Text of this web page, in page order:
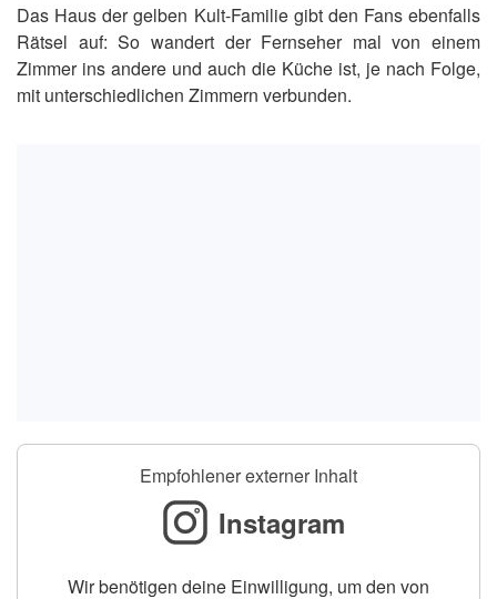
Das Haus der gelben Kult-Familie gibt den Fans ebenfalls
Rätsel auf: So wandert der Fernseher mal von einem
Zimmer ins andere und auch die Küche ist, je nach Folge,
mit unterschiedlichen Zimmern verbunden.
Empfohlener externer Inhalt
Instagram
Wir benötigen deine Einwilligung, um den von